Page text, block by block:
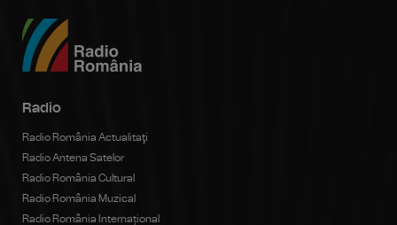
Radio
Radio România Actualitaţi
Radio Antena Satelor
Radio România Cultural
Radio România Muzical
Radio România Internațional